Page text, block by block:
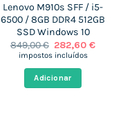
Lenovo M910s SFF / i5-
6500 / 8GB DDR4 512GB
SSD Windows 10
849,00€ O
preço
849,00 €.
282,60€O
impostos incluídos
Adicionar